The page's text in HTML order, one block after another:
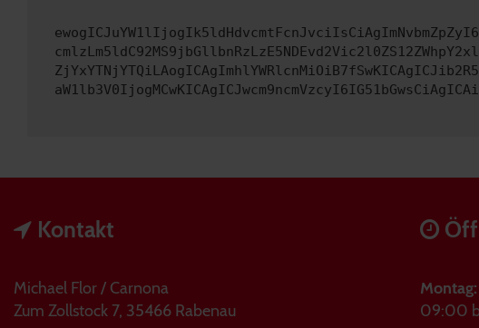
Kontakt
Michael Flor / Carnona
Zum Zollstock 7, 35466 Rabenau
Montag:
09:00